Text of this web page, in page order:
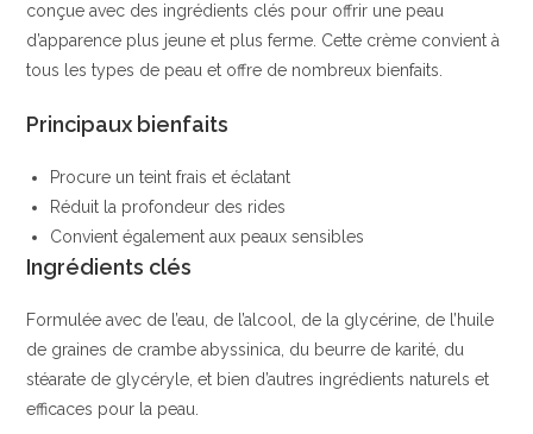
conçue avec des ingrédients clés pour offrir une peau
d’apparence plus jeune et plus ferme. Cette crème convient à
tous les types de peau et offre de nombreux bienfaits.
Principaux bienfaits
Procure un teint frais et éclatant
Réduit la profondeur des rides
Convient également aux peaux sensibles
Ingrédients clés
Formulée avec de l’eau, de l’alcool, de la glycérine, de l’huile
de graines de crambe abyssinica, du beurre de karité, du
stéarate de glycéryle, et bien d’autres ingrédients naturels et
efficaces pour la peau.